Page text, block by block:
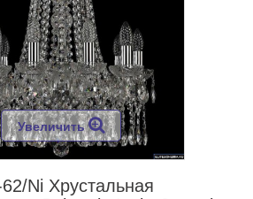
Увеличить
Ni Хрустальная